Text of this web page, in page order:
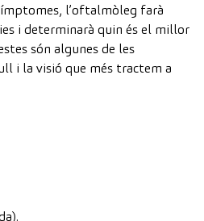
l’oftalmòleg farà
i determinarà quin és el millor
són algunes de les
i la visió que més tractem a